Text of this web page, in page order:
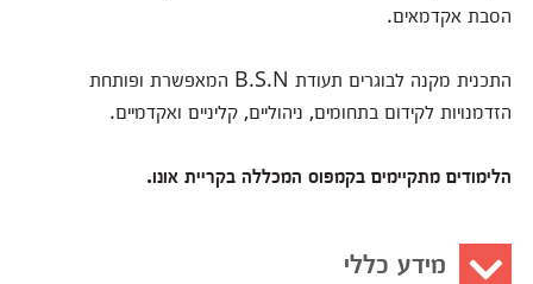
הסבת אקדמאים.
התכנית מקנה לבוגרים תעודת B.S.N המאפשרת ופותחת
הזדמנויות לקידום בתחומים, ניהוליים, קליניים ואקדמיים.
הלימודים מתקיימים בקמפוס המכללה בקריית אונו.
מידע כללי